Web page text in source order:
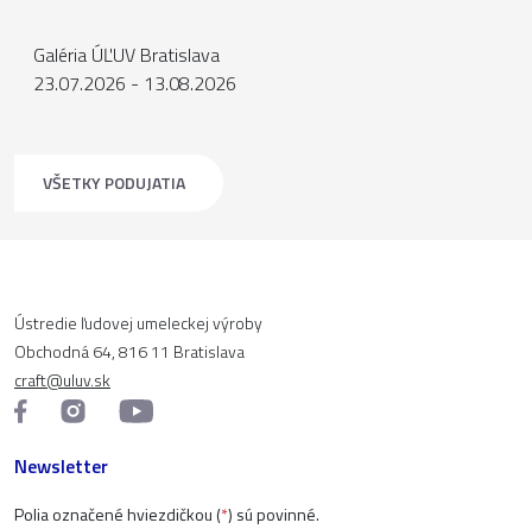
Galéria ÚĽUV Bratislava
23.07.2026 - 13.08.2026
VŠETKY PODUJATIA
Ústredie ľudovej umeleckej výroby
Obchodná 64, 816 11 Bratislava
craft@uluv.sk
Newsletter
Polia označené hviezdičkou (*) sú povinné.